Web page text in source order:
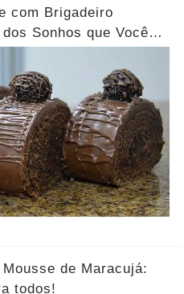
com Brigadeiro
Sonhos que Você
de Maracujá:
todos!